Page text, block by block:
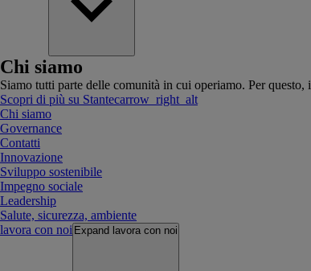
Chi siamo
Siamo tutti parte delle comunità in cui operiamo. Per
Scopri di più su Stantecarrow_right_alt
Chi siamo
Governance
Contatti
Innovazione
Sviluppo sostenibile
Impegno sociale
Leadership
Salute, sicurezza, ambiente
lavora con noi Expand lavora con noi